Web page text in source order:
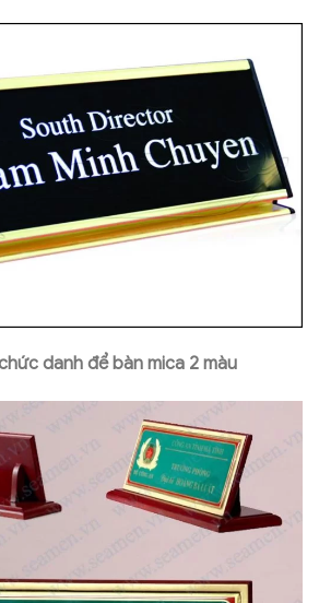
danh để bàn mica 2 màu